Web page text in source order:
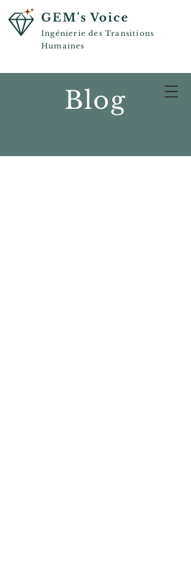
GEM's Voice
Ingénierie des Transitions
Humaines
Blog